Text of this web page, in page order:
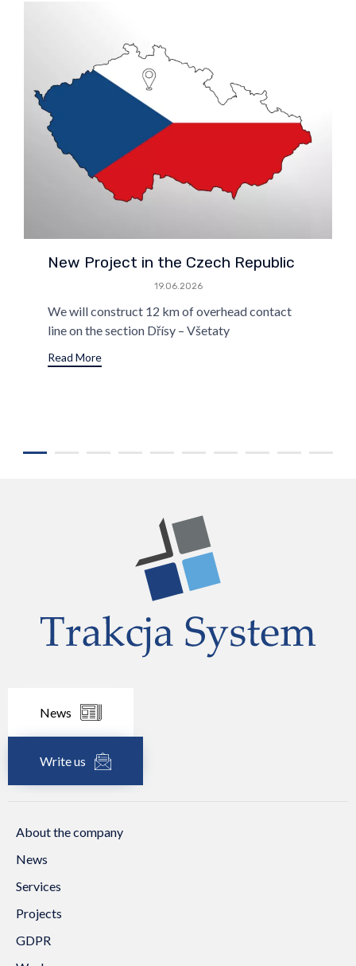
New Project in the Czech Republic
19.06.2026
We will construct 12 km of overhead contact
line on the section Dřísy – Všetaty
Read More
News
Write us
About the company
News
Services
Projects
GDPR